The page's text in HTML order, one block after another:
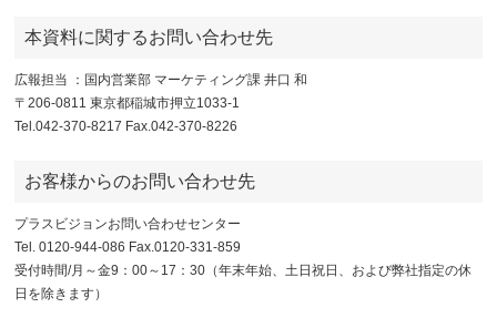
本資料に関するお問い合わせ先
広報担当 ：国内営業部 マーケティング課 井口 和
〒206-0811 東京都稲城市押立1033-1
Tel.042-370-8217 Fax.042-370-8226
お客様からのお問い合わせ先
プラスビジョンお問い合わせセンター
Tel. 0120-944-086 Fax.0120-331-859
受付時間/月～金9：00～17：30（年末年始、土日祝日、および弊社指定の休
日を除きます）